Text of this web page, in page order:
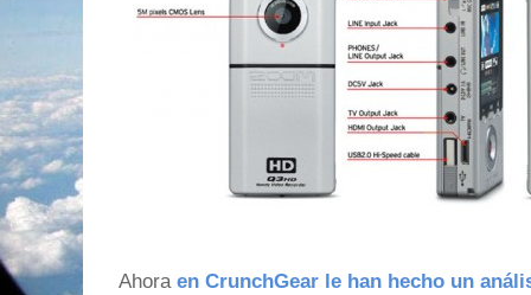
Ahora en CrunchGear le han hecho un